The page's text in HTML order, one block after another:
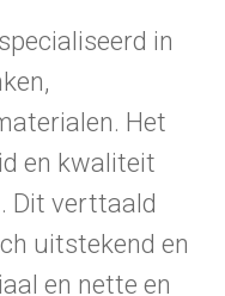
in
Het
en kwaliteit
Dit verttaald
uitstekend en
en nette en